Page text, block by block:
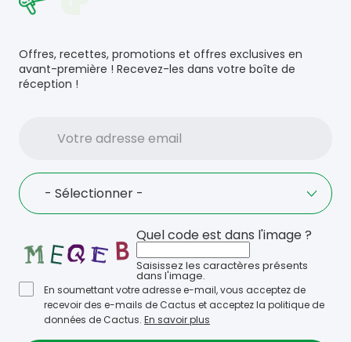
Offres, recettes, promotions et offres exclusives en
avant-première ! Recevez-les dans votre boîte de
réception !
adresse
Language
- Sélectionner -
Quel code est dans l'image ?
Saisissez les caractères présents
dans l'image.
En soumettant votre adresse e-mail, vous acceptez de
recevoir des e-mails de Cactus et acceptez la politique de
données de Cactus. En savoir plus